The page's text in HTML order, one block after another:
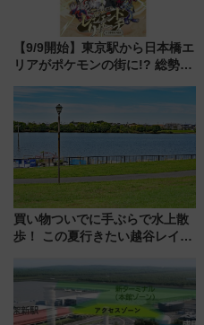
【9/9開始】東京駅から日本橋エ
リアがポケモンの街に!? 総勢
リサーチ」本格謎解き・グッズ
情報まとめ
買い物ついでに手ぶらで水上散
歩！ この夏行きたい越谷レイク
ア「LAKESIDE PARK」（埼玉
県越谷市）